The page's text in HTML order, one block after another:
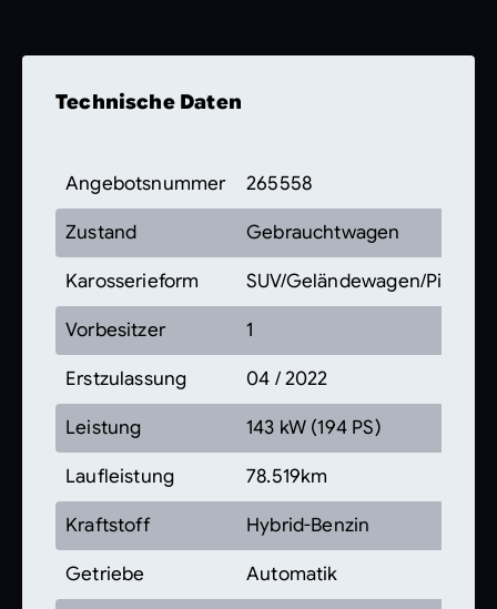
Technische Daten
Angebotsnummer 265558
Zustand Gebrauchtwagen
Karosserieform SUV/Geländewagen/Pickup
Vorbesitzer 1
Erstzulassung 04 / 2022
Leistung 143 kW (194 PS)
Laufleistung 78.519km
Kraftstoff Hybrid-Benzin
Getriebe Automatik